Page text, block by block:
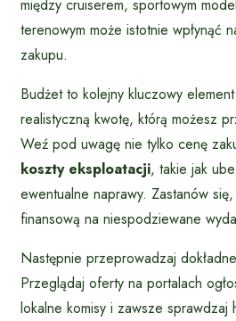
między cruiserem, sportowym
terenowym może istotnie wpłynąć
zakupu.
Budżet to kolejny kluczowy
realistyczną kwotę, którą możesz
Weź pod uwagę nie tylko cenę
koszty eksploatacji, takie jak
ewentualne naprawy. Zastanów
finansową na niespodziewane
Następnie przeprowadzaj
Przeglądaj oferty na portalach
lokalne komisy i zawsze sprawdzaj